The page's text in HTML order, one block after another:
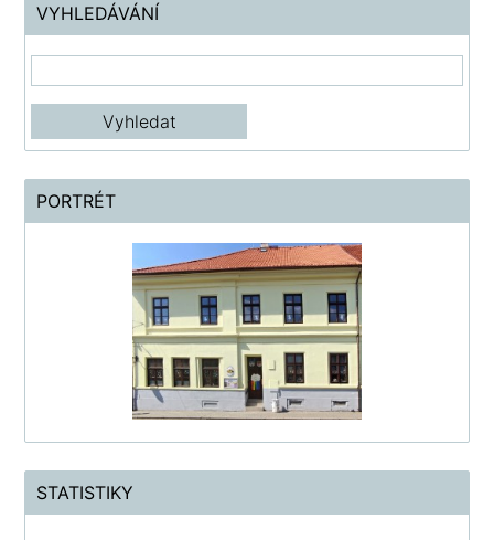
VYHLEDÁVÁNÍ
PORTRÉT
STATISTIKY